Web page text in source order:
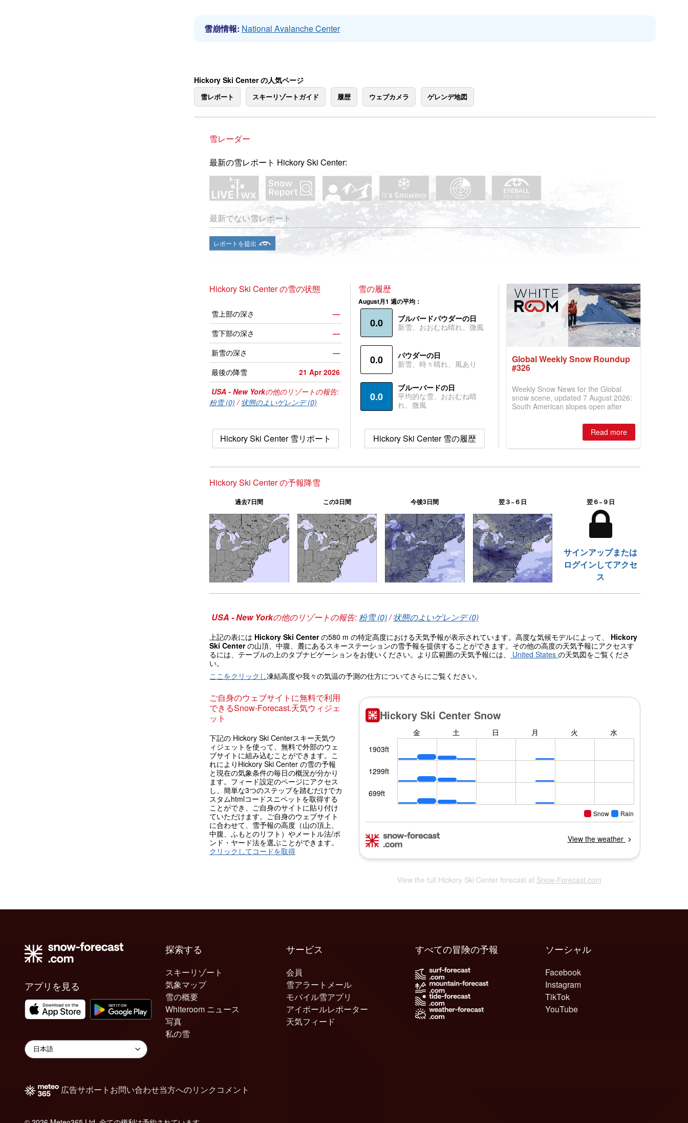
雪崩情報: National Avalanche Center
Hickory Ski Center の人気ページ
雪レポート スキーリゾートガイド 履歴 ウェブカメラ ゲレンデ地図
雪レーダー
最新の雪レポート Hickory Ski Center:
最新でない雪レポート
レポートを提出
Hickory Ski Center の雪の状態
雪上部の深さ
—
雪下部の深さ
—
新雪の深さ
—
最後の降雪
21 Apr 2026
USA - New Yorkの他のリゾートの報告:
粉雪 (0) /状態のよいゲレンデ (0)
Hickory Ski Center 雪リポート
雪の履歴
August月1 週の平均：
0.0
ブルバードパウダーの日
新雪、おおむね晴れ、微風
0.0
パウダーの日
新雪、時々晴れ、風あり
0.0
ブルーバードの日
平均的な雪、おおむね晴
れ、微風
Hickory Ski Center 雪の履歴
Global Weekly Snow Roundup
#326
Weekly Snow News for the Global
snow scene, updated 7 August 2026:
South American slopes open after
best conditions of season so far,
Australian areas open most terrain of
2026, northern hemisphere down to
two outdoor areas still open.
Read more
Hickory Ski Center の予報降雪
過去7日間 この3日間 今後3日間 翌３−６日 翌６−９日
サインアップまたは
ログインしてアクセ
ス
USA - New Yorkの他のリゾートの報告:粉雪 (0)/状態のよいゲレンデ (0)
上記の表には Hickory Ski Centerの580 m の特定高度における天気予報が表示されています。高度な気候モデルによって、
Hickory
Ski Centerの山頂、中腹、麓にあるスキーステーションの雪予報を提供することができます。その他の高度の天気予報にアクセスす
るには、テーブルの上のタブナビゲーションをお使いください。より広範囲の天気予報には、
United States の天気図をご覧くださ
い。
ここをクリックし凍結高度や我々の気温の予測の仕方についてさらにご覧ください。
ご自身のウェブサイトに無料で利用
できるSnow-Forecast.天気ウィジェ
ット
下記の Hickory Ski Centerスキー天気ウ
ィジェットを使って、無料で外部のウェ
ブサイトに組み込むことができます。こ
れによりHickory Ski Center の雪の予報
と現在の気象条件の毎日の概況が分かり
ます。フィード設定のページにアクセス
し、簡単な3つのステップを踏むだけでカ
スタムhtmlコードスニペットを取得する
ことができ、ご自身のサイトに貼り付け
ていただけます。ご自身のウェブサイト
に合わせて、雪予報の高度（山の頂上、
中腹、ふもとのリフト）やメートル法/ポ
ンド・ヤード法を選ぶことができます。
クリックしてコードを取得
View the full Hickory Ski Center forecast at Snow-Forecast.com
アプリを見る
探索する
スキーリゾート
気象マップ
雪の概要
Whiteroom ニュース
写真
私の雪
サービス
会員
雪アラートメール
モバイル雪アプリ
アイボールレポーター
天気フィード
ソーシャル
Facebook
Instagram
TikTok
YouTube
すべての冒険の予報
広告サポート お問い合わせ当方へのリンク コメント